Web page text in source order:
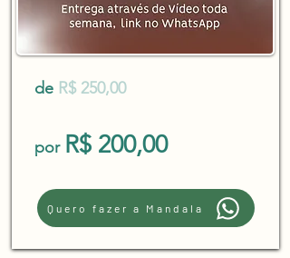
de R$ 250,00
por R$ 200,00
Quero fazer a Mandala